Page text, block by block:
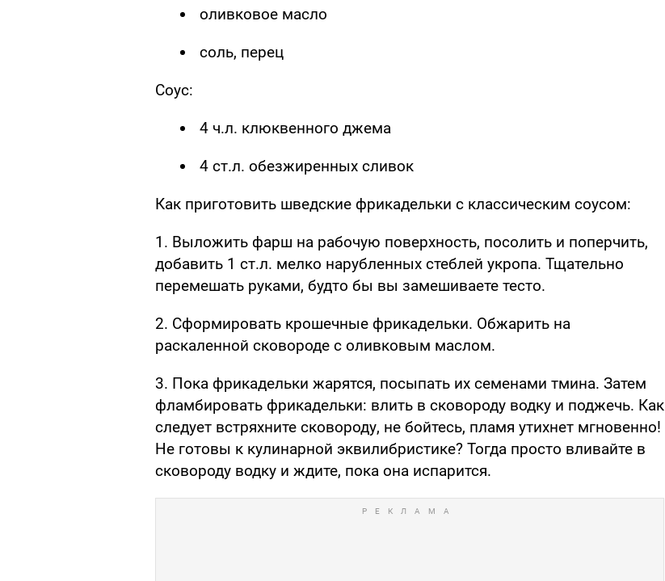
оливковое масло
соль, перец
Соус:
4 ч.л. клюквенного джема
4 ст.л. обезжиренных сливок
Как приготовить шведские фрикадельки с классическим соусом:
1. Выложить фарш на рабочую поверхность, посолить и поперчить,
добавить 1 ст.л. мелко нарубленных стеблей укропа. Тщательно
перемешать руками, будто бы вы замешиваете тесто.
2. Cформировать крошечные фрикадельки. Обжарить на
раскаленной сковороде с оливковым маслом.
3. Пока фрикадельки жарятся, посыпать их семенами тмина. Затем
фламбировать фрикадельки: влить в сковороду водку и поджечь. Как
следует встряхните сковороду, не бойтесь, пламя утихнет мгновенно!
Не готовы к кулинарной эквилибристике? Тогда просто вливайте в
сковороду водку и ждите, пока она испарится.